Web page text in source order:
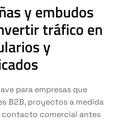
y embudos
tráfico en
y
para empresas que
B2B, proyectos a medida
comercial antes